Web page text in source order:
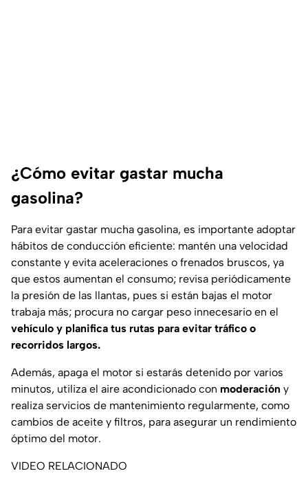
¿Cómo evitar gastar mucha
gasolina?
Para evitar gastar mucha gasolina, es importante adoptar
hábitos de conducción eficiente: mantén una velocidad
constante y evita aceleraciones o frenados bruscos, ya
que estos aumentan el consumo; revisa periódicamente
la presión de las llantas, pues si están bajas el motor
trabaja más; procura no cargar peso innecesario en el
vehículo y planifica tus rutas para evitar tráfico o
recorridos largos.
Además, apaga el motor si estarás detenido por varios
minutos, utiliza el aire acondicionado con moderación y
realiza servicios de mantenimiento regularmente, como
cambios de aceite y filtros, para asegurar un rendimiento
óptimo del motor.
VIDEO RELACIONADO